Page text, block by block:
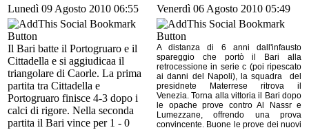
Lunedì 09 Agosto 2010 06:55
Il Bari batte il Portogruaro e il
Cittadella e si aggiudicaa il
triangolare di Caorle. La prima
partita tra Cittadella e
Portogruaro finisce 4-3 dopo i
calci di rigore. Nella seconda
partita il Bari vince per 1 - 0
Venerdì 06 Agosto 2010 05:49
A distanza di 6 anni dall'infausto
spareggio che portò il Bari alla
retrocessione in serie c (poi ripescato
ai danni del Napoli), la squadra del
presidnete Materrese ritrova il
Venezia. Torna alla vittoria il Bari dopo
le opache prove contro Al Nassr e
Lumezzane, offrendo una prova
convincente. Buone le prove dei nuovi